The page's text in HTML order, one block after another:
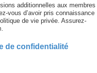
additionnelles aux membres
vous d’avoir pris connaissance
de vie privée. Assurez-
de confidentialité